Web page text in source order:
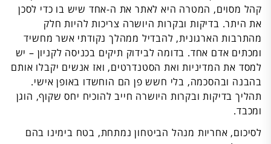
קהל מסוים, המטרה היא לאתר את ה-אחד שיש בו כדי לסכן
את היתר. בדיקות ובקרות היושרה צריכות להיות חלק
מהתרבות הארגונית, להבדיל ממהלך נקודתי אשר מחשיד
ומכתים אדם אחד. בדומה לבידוק תיקים בכניסה לקניון – יש
למסד את המדיניות ואת הסטנדרטים, ואז אנשים יקבלו אותם
בהבנה ובהסכמה, בלי חשש פן הם הוחשדו באופן אישי.
תהליך בדיקות ובקרות היושרה חייב להוכיח יחס שקוף, הוגן
ומכבד.
לסיכום, אחריות מנהל הביטחון נמתחת, בטח בימינו בהם